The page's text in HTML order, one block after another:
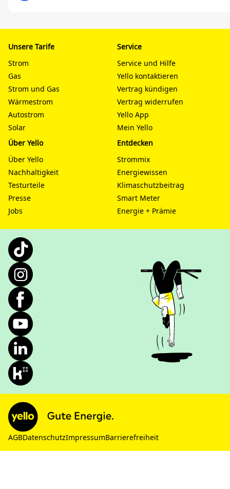
Unsere Tarife
Strom
Gas
Strom und Gas
Wärmestrom
Autostrom
Solar
Service
Service und Hilfe
Yello kontaktieren
Vertrag kündigen
Vertrag widerrufen
Yello App
Mein Yello
Über Yello
Über Yello
Nachhaltigkeit
Testurteile
Presse
Jobs
Entdecken
Strommix
Energiewissen
Klimaschutzbeitrag
Smart Meter
Energie + Prämie
AGBDatenschutzImpressumBarrierefreiheit